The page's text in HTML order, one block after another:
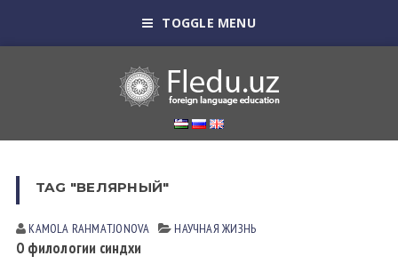
TOGGLE MENU
TAG "ВЕЛЯРНЫЙ"
KAMOLA RАHMАTJONOVА НАУЧНАЯ ЖИЗНЬ
О филологии синдхи